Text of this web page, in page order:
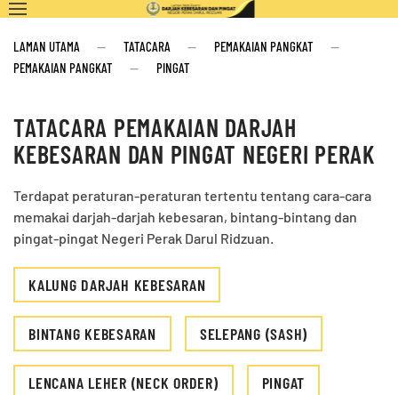
LAMAN UTAMA TATACARA
PEMAKAIAN PANGKAT
PEMAKAIAN PANGKAT
PINGAT
TATACARA PEMAKAIAN DARJAH
KEBESARAN DAN PINGAT NEGERI PERAK
Terdapat peraturan-peraturan tertentu tentang cara-cara
memakai darjah-darjah kebesaran, bintang-bintang dan
pingat-pingat Negeri Perak Darul Ridzuan.
KALUNG DARJAH KEBESARAN
BINTANG KEBESARAN SELEPANG (SASH)
LENCANA LEHER (NECK ORDER) PINGAT